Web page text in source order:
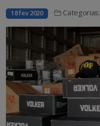
18 fev 2020 Categorias: